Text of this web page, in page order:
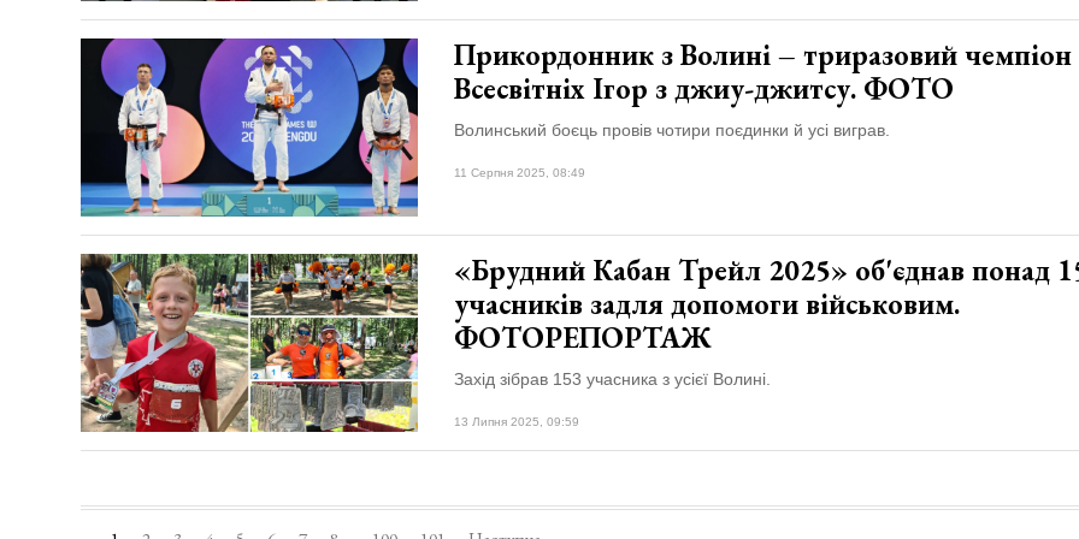
Прикордонник з Волині – триразовий чемпіон
Всесвітніх Ігор з джиу-джитсу. ФОТО
Волинський боєць провів чотири поєдинки й усі виграв.
11 Серпня 2025, 08:49
«Брудний Кабан Трейл 2025» об'єднав понад
учасників задля допомоги військовим.
ФОТОРЕПОРТАЖ
Захід зібрав 153 учасника з усієї Волині.
13 Липня 2025, 09:59